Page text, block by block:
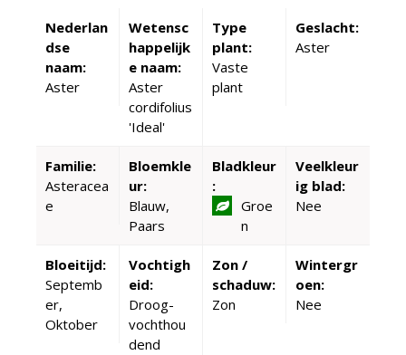
Nederlan
dse
naam:
Aster
Wetensc
happelijk
e naam:
Aster
cordifolius
'Ideal'
Type
plant:
Vaste
plant
Geslacht:
Aster
Familie:
Asteracea
e
Bloemkle
ur:
Blauw,
Paars
Bladkleur
:
Groe
n
Veelkleur
ig blad:
Nee
Bloeitijd:
Septemb
er,
Oktober
Vochtigh
eid:
Droog-
vochthou
dend
Zon /
schaduw:
Zon
Wintergr
oen:
Nee